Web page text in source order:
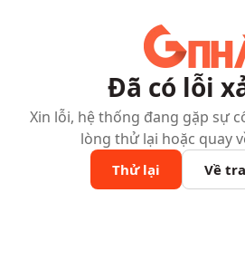
Đã có lỗi
Xin lỗi, hệ thống đang gặp sự
lòng thử lại hoặc quay
Thử lại Về